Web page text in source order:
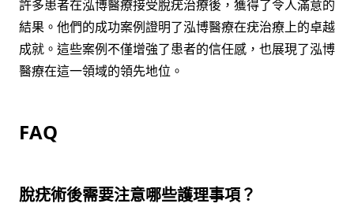
許多患者在泓博醫療接受脫疣治療後，獲得了令人滿意的
結果。他們的成功案例證明了泓博醫療在疣治療上的卓越
成就。這些案例不僅增強了患者的信任感，也展現了泓博
醫療在這一領域的領先地位。
FAQ
脫疣術後需要注意哪些護理事項？